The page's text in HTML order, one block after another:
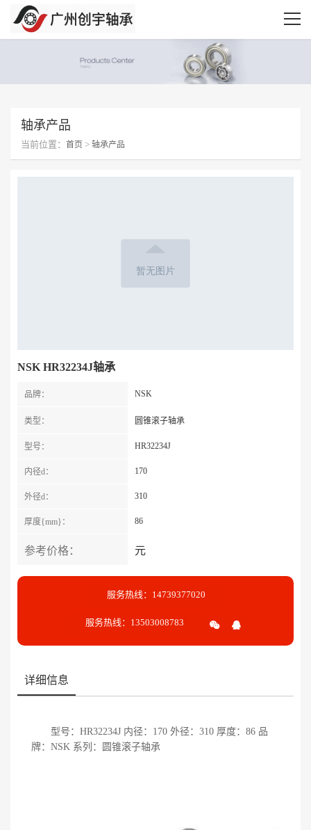
轴承产品
当前位置： 首页 > 轴承产品
NSK HR32234J轴承
品牌： NSK
类型： 圆锥滚子轴承
型号： HR32234J
内径d： 170
外径d： 310
厚度{mm}： 86
参考价格： 元
服务热线：14739377020
服务热线：13503008783
详细信息
型号：HR32234J 内径：170 外径：310 厚度：86 品
牌：NSK 系列：圆锥滚子轴承